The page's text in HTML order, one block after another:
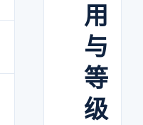
用
与
等
级